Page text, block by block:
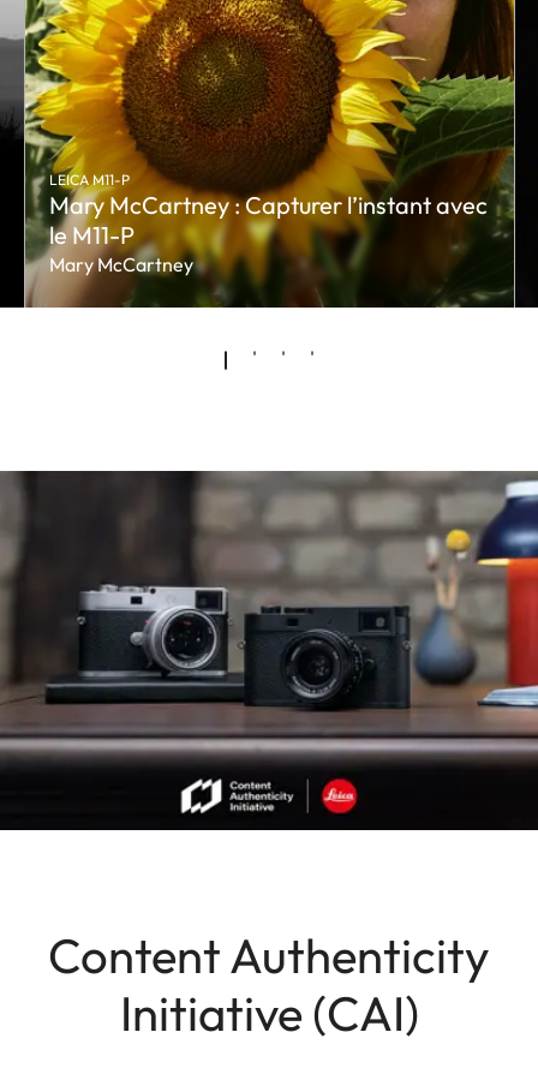
LEICA M11-P
Mary McCartney : Capturer l’instant avec
le M11-P
Mary McCartney
Content Authenticity
Initiative (CAI)